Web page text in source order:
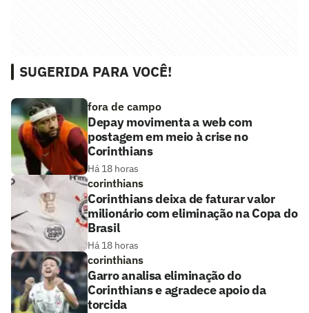
SUGERIDA PARA VOCÊ!
fora de campo
Depay movimenta a web com
postagem em meio à crise no
Corinthians
Há 18 horas
corinthians
Corinthians deixa de faturar valor
milionário com eliminação na Copa do
Brasil
Há 18 horas
corinthians
Garro analisa eliminação do
Corinthians e agradece apoio da
torcida